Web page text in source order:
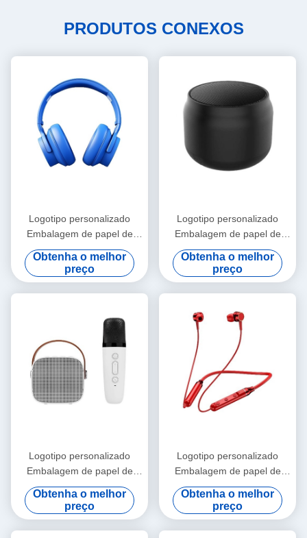
manual adjustment is smooth, and finding that
strain during long sessions. Highly recommend
taking the time to set it up properly!""The Pico 4's
visual clarity is fantastic once you dial in the IPD
correctly. The manual adjustment is smooth, and
finding that sweet spot makes all the difference.
No more eye strain during long sessions. Highly
recommend taking the time to set it up
makes all the difference. No more eye strain
PRODUTOS CONEXOS
Logotipo personalizado
Embalagem de papel de
papelão dobrável Branco /
Preto / Ouro Rosa Caixa de
presente magnética de luxo
com fecho de fita
Obtenha o melhor
preço
Logotipo personalizado
Embalagem de papel de
papelão dobrável Branco /
Preto / Ouro Rosa Caixa de
presente magnética de luxo
com fecho de fita
Obtenha o melhor
preço
Logotipo personalizado
Embalagem de papel de
papelão dobrável Branco /
Preto / Ouro Rosa Caixa de
presente magnética de luxo
com fecho de fita
Obtenha o melhor
preço
Logotipo personalizado
Embalagem de papel de
papelão dobrável Branco /
Preto / Ouro Rosa Caixa de
presente magnética de luxo
com fecho de fita
Obtenha o melhor
preço